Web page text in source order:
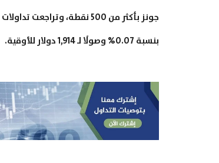
بنسبة 0.07% وصولًا لـ 1,914 دولار للأوقية.